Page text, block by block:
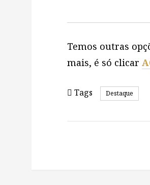
Temos outras
mais, é só clicar
Tags Destaque